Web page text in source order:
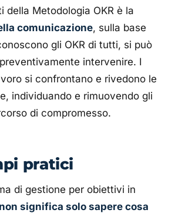
della Metodologia OKR è la
comunicazione, sulla base
gli OKR di tutti, si può
intervenire. I
si confrontano e rivedono le
individuando e rimuovendo gli
di compromesso.
pratici
di gestione per obiettivi in
non significa solo sapere cosa